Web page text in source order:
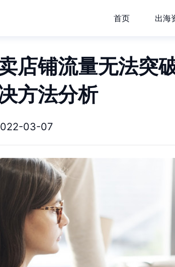
首页 出海
店铺流量无法突
方法分析
03-07